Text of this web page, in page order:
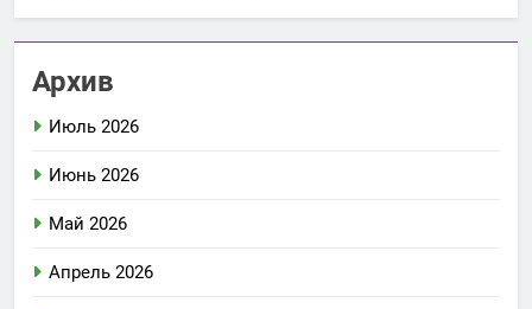
Архив
Июль 2026
Июнь 2026
Май 2026
Апрель 2026